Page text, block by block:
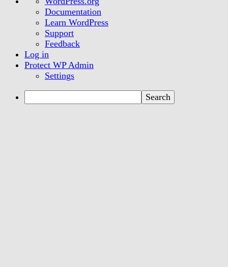
WordPress
Documentation
Learn WordPress
Support
Feedback
Log in
Protect WP Admin
Settings
Search